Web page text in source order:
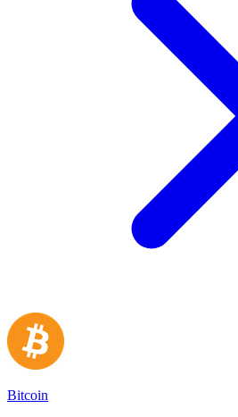
Bitcoin